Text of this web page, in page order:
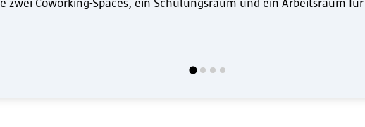
zwei Coworking-Spaces, ein Schulungsraum und ein Arbeitsraum für